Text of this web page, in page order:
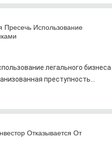
Использование
легального бизнеса
преступность...
Отказывается От